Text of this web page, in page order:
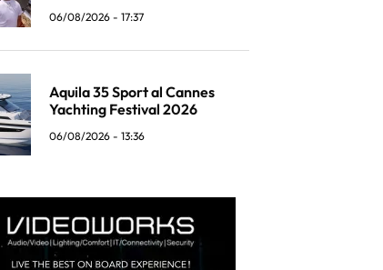
06/08/2026 - 17:37
Aquila 35 Sport al Cannes
Yachting Festival 2026
06/08/2026 - 13:36